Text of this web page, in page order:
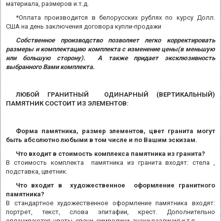
материала, размеров и.т.д.
*Оплата производится в белорусских рублях по курсу Долл.
США на день заключения договора купли-продажи
Собственное производство позволяет легко корректировать
размеры и комплектацию комплекта с изменение цены(в меньшую
или большую сторону). А также придает эксклюзивность
выбранного Вами комплекта.
ЛЮБОЙ ГРАНИТНЫЙ ОДИНАРНЫЙ (ВЕРТИКАЛЬНЫЙ)
ПАМЯТНИК СОСТОИТ ИЗ ЭЛЕМЕНТОВ:
Форма памятника, размер элементов, цвет гранита могут
быть абсолютно любыми в том числе и по Вашим эскизам.
Что входит в стоимость комплекса памятника из гранита?
В стоимость комплекта памятника из гранита входят: стела ,
подставка, цветник.
Что входит в художественное оформление гранитного
памятника?
В стандартное художественное оформление памятника входят:
портрет, текст, слова эпитафии, крест. Дополнительно